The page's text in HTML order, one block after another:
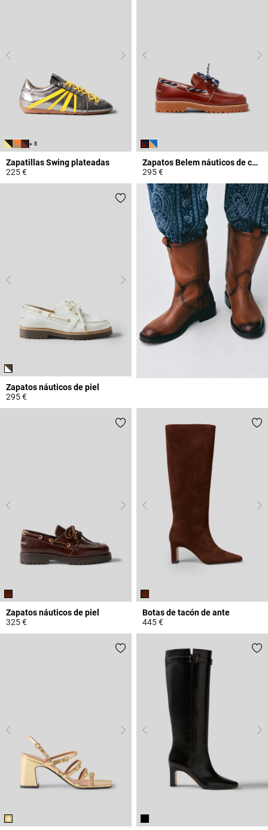
+ 8
Zapatillas Swing plateadas
225 €
Zapatos Belem náuticos de cuero
295 €
Zapatos náuticos de piel
295 €
5 out of 5 Customer Rating
Zapatos náuticos de piel
325 €
Botas de tacón de ante
445 €